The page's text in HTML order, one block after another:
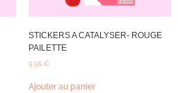
STICKERS A CATALYSER- ROUGE
PAILETTE
9,95 €
Ajouter au panier